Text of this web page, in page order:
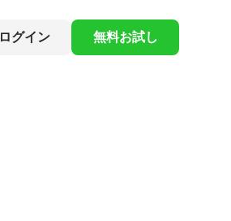
ログイン 無料お試し